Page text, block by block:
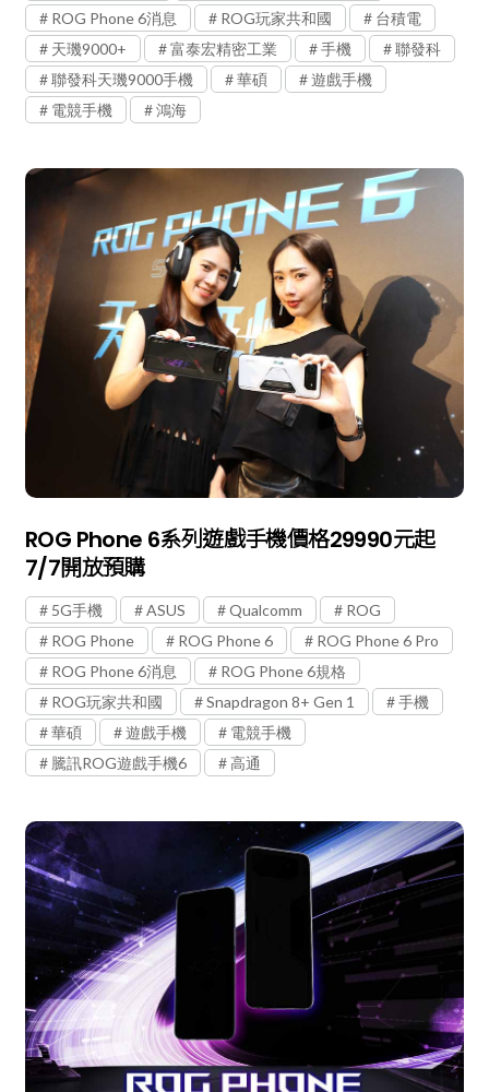
ROG Phone 6消息
ROG玩家共和國
台積電
天璣9000+
富泰宏精密工業 手機
聯發科
聯發科天璣9000手機
華碩
遊戲手機
電競手機
鴻海
ROG Phone 6系列遊戲手機價格29990元起
7/7開放預購
5G手機 ASUS Qualcomm
ROG
ROG Phone
ROG Phone 6
ROG Phone 6 Pro
ROG Phone 6消息
ROG Phone 6規格
ROG玩家共和國
Snapdragon 8+ Gen 1
手機
華碩
遊戲手機
電競手機
騰訊ROG遊戲手機6
高通